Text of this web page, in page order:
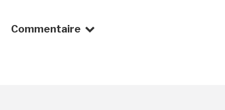
Commentaire